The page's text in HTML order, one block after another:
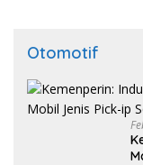
Otomotif